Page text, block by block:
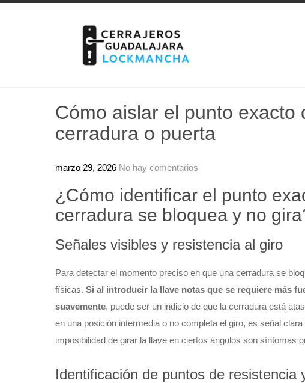
Cómo aislar el punto exacto
cerradura o puerta
marzo 29, 2026 No hay comentarios
¿Cómo identificar el punto
cerradura se bloquea y no
Señales visibles y resistencia al giro
Para detectar el momento preciso en que una cerradura se
físicas. Si al introducir la llave notas que se requiere más
suavemente, puede ser un indicio de que la cerradura está
en una posición intermedia o no completa el giro, es señal
imposibilidad de girar la llave en ciertos ángulos son síntomas
Identificación de puntos de resistencia